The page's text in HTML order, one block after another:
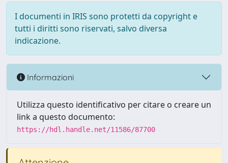
I documenti in IRIS sono protetti da copyright e
tutti i diritti sono riservati, salvo diversa
indicazione.
Informazioni
Utilizza questo identificativo per citare o creare un
link a questo documento:
https://hdl.handle.net/11586/87700